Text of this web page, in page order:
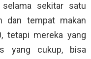
selama sekitar satu
dan tempat makan
tetapi mereka yang
yang cukup, bisa